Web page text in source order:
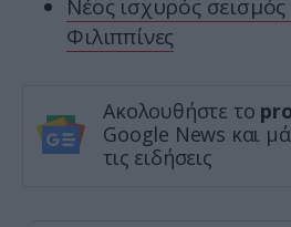
Νέος ισχυρός σεισμός
Φιλιππίνες
Ακολουθήστε το
Google News και
τις ειδήσεις